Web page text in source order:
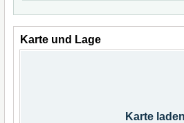
Karte und Lage
Karte laden